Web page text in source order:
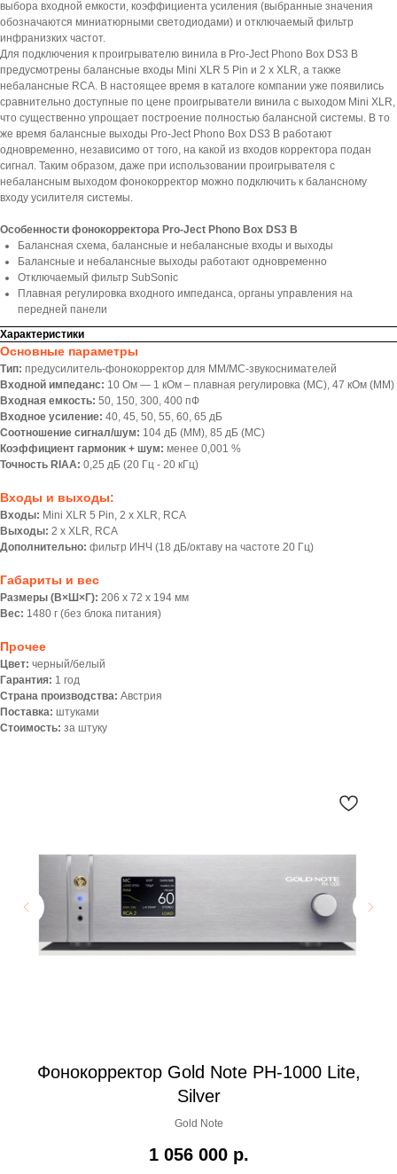
выбора входной емкости, коэффициента усиления (выбранные значения
обозначаются миниатюрными светодиодами) и отключаемый фильтр
инфранизких частот.
Для подключения к проигрывателю винила в Pro-Ject Phono Box DS3 B
предусмотрены балансные входы Mini XLR 5 Pin и 2 х XLR, а также
небалансные RCA. В настоящее время в каталоге компании уже появились
сравнительно доступные по цене проигрыватели винила с выходом Mini XLR,
что существенно упрощает построение полностью балансной системы. В то
же время балансные выходы Pro-Ject Phono Box DS3 B работают
одновременно, независимо от того, на какой из входов корректора подан
сигнал. Таким образом, даже при использовании проигрывателя с
небалансным выходом фонокорректор можно подключить к балансному
входу усилителя системы.
Особенности фонокорректора Pro-Ject Phono Box DS3 B
Балансная схема, балансные и небалансные входы и выходы
Балансные и небалансные выходы работают одновременно
Отключаемый фильтр SubSonic
Плавная регулировка входного импеданса, органы управления на
передней панели
Характеристики
Основные параметры
Тип: предусилитель-фонокорректор для MM/MC-звукоснимателей
Входной импеданс: 10 Ом — 1 кОм – плавная регулировка (MC), 47 кОм (ММ)
Входная емкость: 50, 150, 300, 400 пФ
Входное усиление: 40, 45, 50, 55, 60, 65 дБ
Соотношение сигнал/шум: 104 дБ (ММ), 85 дБ (МС)
Коэффициент гармоник + шум: менее 0,001 %
Точность RIAA: 0,25 дБ (20 Гц - 20 кГц)
Входы и выходы:
Входы: Mini XLR 5 Pin, 2 х XLR, RCA
Выходы: 2 х XLR, RCA
Дополнительно: фильтр ИНЧ (18 дБ/октаву на частоте 20 Гц)
Габариты и вес
Размеры (В×Ш×Г): 206 х 72 х 194 мм
Вес: 1480 г (без блока питания)
Прочее
Цвет: черный/белый
Гарантия: 1 год
Страна производства: Австрия
Поставка: штуками
Стоимость: за штуку
Фонокорректор Gold Note PH-1000 Lite,
Silver
Gold Note
1 056 000 р.